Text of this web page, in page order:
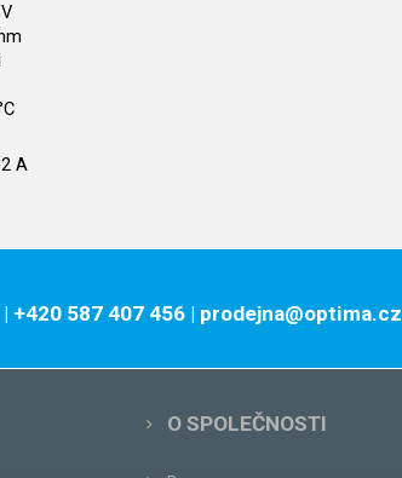
A
| +420 587 407 456 | prodejna@optima.cz
O SPOLEČNOSTI